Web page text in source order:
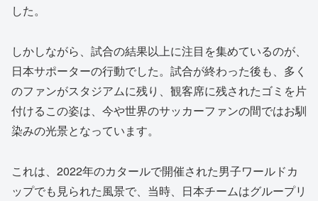
した。
しかしながら、試合の結果以上に注目を集めているのが、
日本サポーターの行動でした。試合が終わった後も、多く
のファンがスタジアムに残り、観客席に残されたゴミを片
付けるこの姿は、今や世界のサッカーファンの間ではお馴
染みの光景となっています。
これは、2022年のカタールで開催された男子ワールドカ
ップでも見られた風景で、当時、日本チームはグループリ